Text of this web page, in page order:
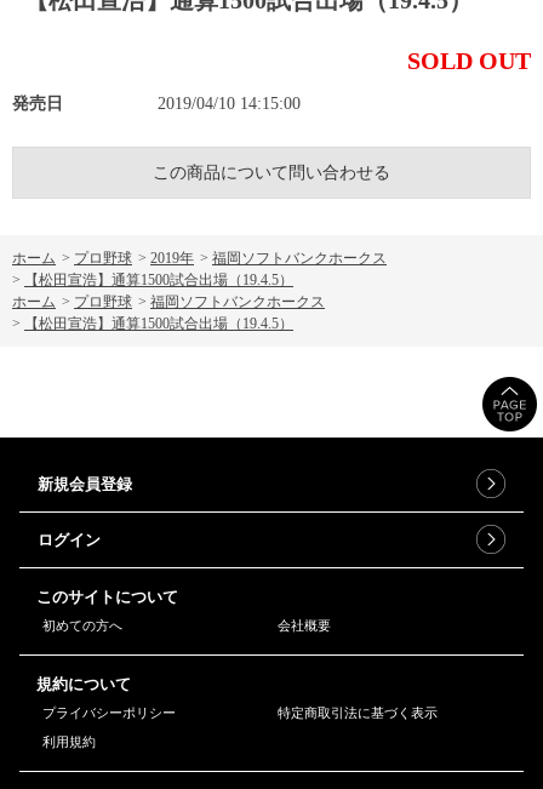
SOLD OUT
発売日 2019/04/10 14:15:00
この商品について問い合わせる
ホーム > プロ野球 > 2019年 > 福岡ソフトバンクホークス
>
【松田宣浩】通算1500試合出場（19.4.5）
ホーム > プロ野球 > 福岡ソフトバンクホークス
>
【松田宣浩】通算1500試合出場（19.4.5）
新規会員登録
ログイン
このサイトについて
初めての方へ 会社概要
規約について
プライバシーポリシー
特定商取引法に基づく表示
利用規約